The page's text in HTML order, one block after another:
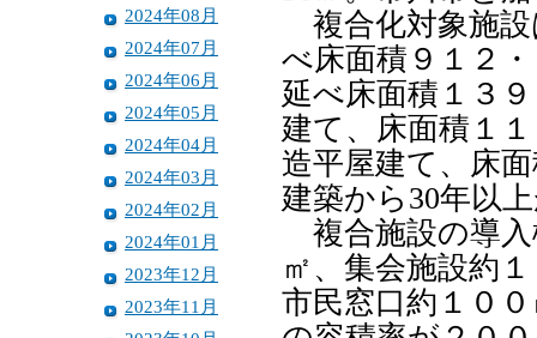
2024年08月
2024年07月
2024年06月
2024年05月
2024年04月
2024年03月
2024年02月
2024年01月
2023年12月
2023年11月
複合化対象施
べ床面積９１２
延べ床面積１３
建て、床面積１
造平屋建て、床
建築から30年以
複合施設の導入
㎡、集会施設約
市民窓口約１０